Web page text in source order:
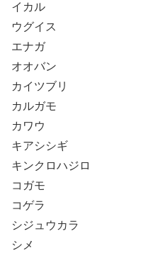
イカル
ウグイス
エナガ
オオバン
カイツブリ
カルガモ
カワウ
キアシシギ
キンクロハジロ
コガモ
コゲラ
シジュウカラ
シメ